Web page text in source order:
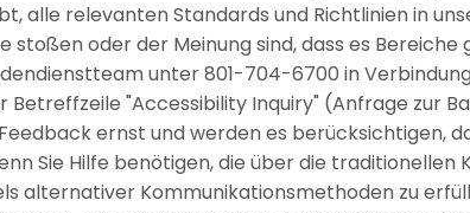
alle relevanten Standards und Richtlinien in
stoßen oder der Meinung sind, dass es
unter 801-704-6700 in
Betreffzeile "Accessibility Inquiry" (Anfrage zur
ernst und werden es berücksichtigen,
Sie Hilfe benötigen, die über die
alternativer Kommunikationsmethoden zu